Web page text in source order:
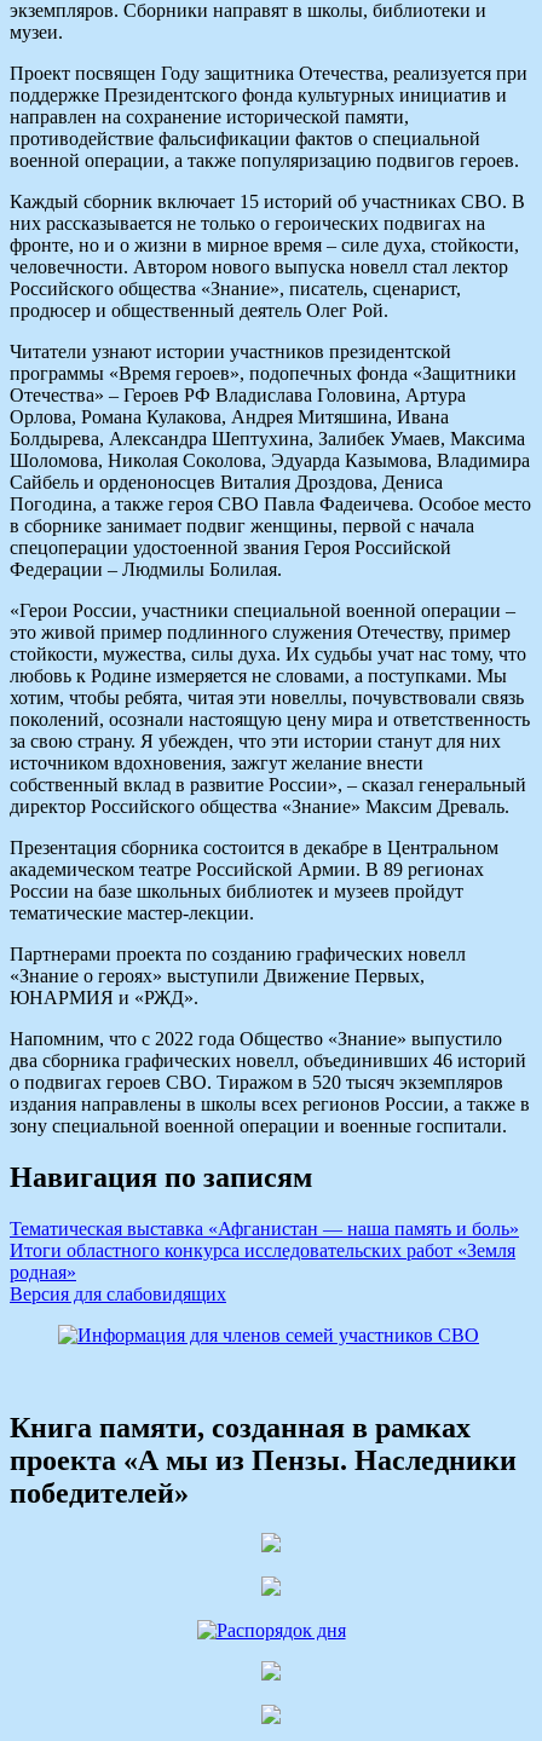
экземпляров. Сборники направят в школы, библиотеки и
музеи.
Проект посвящен Году защитника Отечества, реализуется при
поддержке Президентского фонда культурных инициатив и
направлен на сохранение исторической памяти,
противодействие фальсификации фактов о специальной
военной операции, а также популяризацию подвигов героев.
Каждый сборник включает 15 историй об участниках СВО. В
них рассказывается не только о героических подвигах на
фронте, но и о жизни в мирное время – силе духа, стойкости,
человечности. Автором нового выпуска новелл стал лектор
Российского общества «Знание», писатель, сценарист,
продюсер и общественный деятель Олег Рой.
Читатели узнают истории участников президентской
программы «Время героев», подопечных фонда «Защитники
Отечества» – Героев РФ Владислава Головина, Артура
Орлова, Романа Кулакова, Андрея Митяшина, Ивана
Болдырева, Александра Шептухина, Залибек Умаев, Максима
Шоломова, Николая Соколова, Эдуарда Казымова, Владимира
Сайбель и орденоносцев Виталия Дроздова, Дениса
Погодина, а также героя СВО Павла Фадеичева. Особое место
в сборнике занимает подвиг женщины, первой с начала
спецоперации удостоенной звания Героя Российской
Федерации – Людмилы Болилая.
«Герои России, участники специальной военной операции –
это живой пример подлинного служения Отечеству, пример
стойкости, мужества, силы духа. Их судьбы учат нас тому, что
любовь к Родине измеряется не словами, а поступками. Мы
хотим, чтобы ребята, читая эти новеллы, почувствовали связь
поколений, осознали настоящую цену мира и ответственность
за свою страну. Я убежден, что эти истории станут для них
источником вдохновения, зажгут желание внести
собственный вклад в развитие России», – сказал генеральный
директор Российского общества «Знание» Максим Древаль.
Презентация сборника состоится в декабре в Центральном
академическом театре Российской Армии. В 89 регионах
России на базе школьных библиотек и музеев пройдут
тематические мастер-лекции.
Партнерами проекта по созданию графических новелл
«Знание о героях» выступили Движение Первых,
ЮНАРМИЯ и «РЖД».
Напомним, что с 2022 года Общество «Знание» выпустило
два сборника графических новелл, объединивших 46 историй
о подвигах героев СВО. Тиражом в 520 тысяч экземпляров
издания направлены в школы всех регионов России, а также в
зону специальной военной операции и военные госпитали.
Навигация по записям
Тематическая выставка «Афганистан — наша память и боль»
Итоги областного конкурса исследовательских работ «Земля
родная»
Версия для слабовидящих
Книга памяти, созданная в рамках
проекта «А мы из Пензы. Наследники
победителей»